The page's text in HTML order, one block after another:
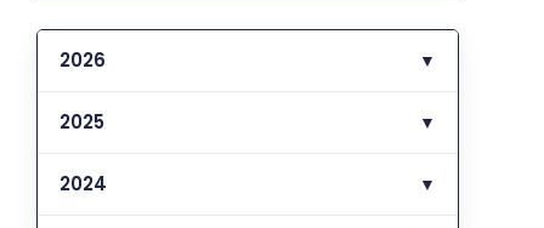
2026 ▼
2025 ▼
2024 ▼